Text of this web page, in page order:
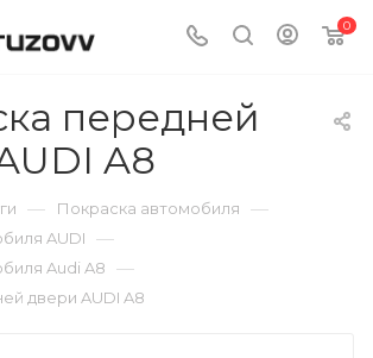
0
передней
A8
— Покраска автомобиля —
AUDI —
Audi A8 —
двери AUDI A8